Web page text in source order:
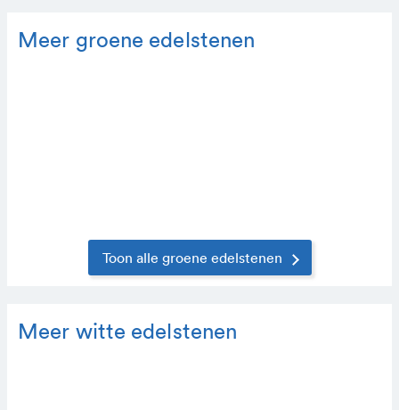
Meer groene edelstenen
Toon alle groene edelstenen
Meer witte edelstenen